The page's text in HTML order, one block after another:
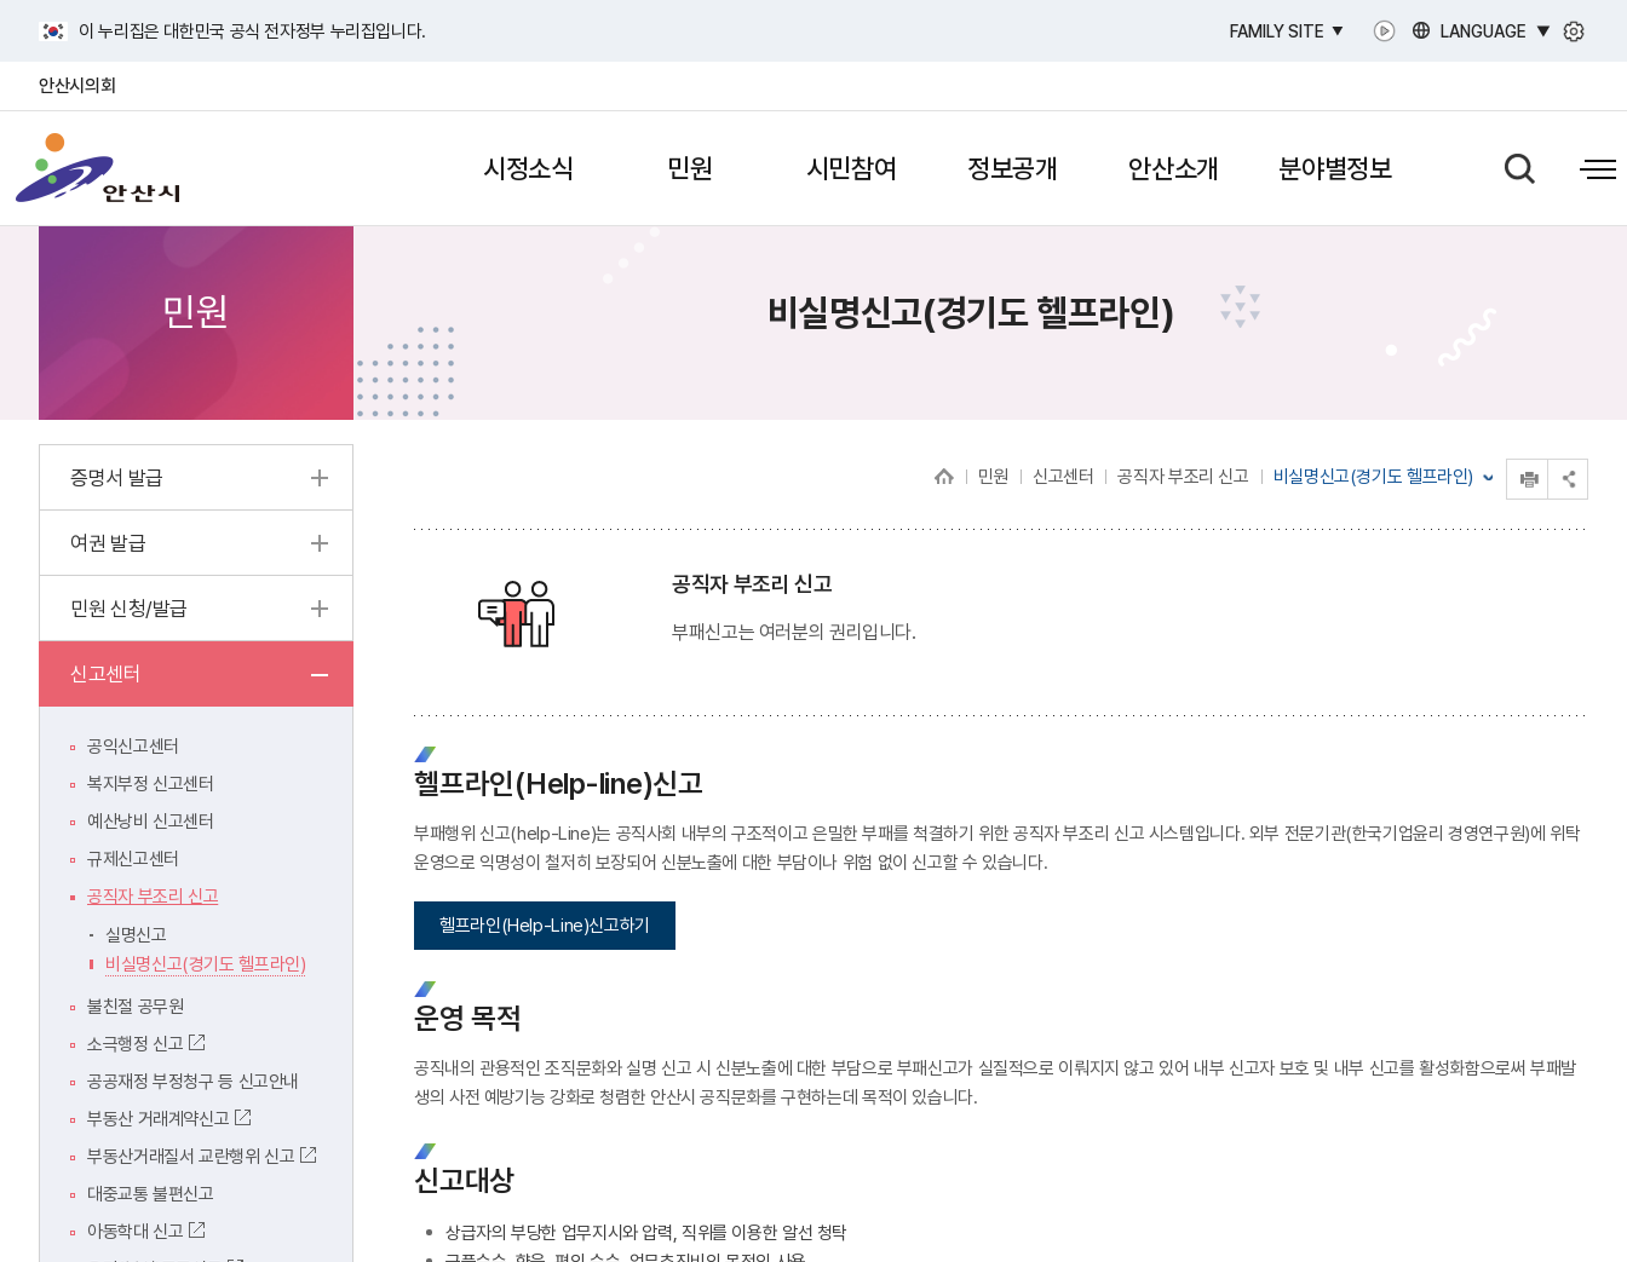
이 누리집은 대한민국 공식 전자정부 누리집입니다. FAMILY SITE LANGUAGE
안산시의회
시
시정소식 민원 시민참여 정보공개 안산소개 분야별정보
민원 비실명신고(경기도 헬프라인)
민원 신고센터 공직자 부조리 신고 비실명신고(경기도 헬프라인)
증명서 발급
여권 발급
민원 신청/발급
신고센터
공익신고센터
복지부정 신고센터
예산낭비 신고센터
규제신고센터
공직자 부조리 신고
실명신고
비실명신고(경기도 헬프라인)
불친절 공무원
소극행정 신고
공공재정 부정청구 등 신고안내
부동산 거래계약신고
부동산거래질서 교란행위 신고
대중교통 불편신고
아동학대 신고
공직자 부조리 신고
부패신고는 여러분의 권리입니다.
헬프라인(Help-line)신고
부패행위 신고(help-Line)는 공직사회 내부의 구조적이고 은밀한 부패를 척결하기 위한 공직자 부조리 신고 시스템입니다. 외부 전문기관(한국기업윤리 경영연구원)에 위탁
운영으로 익명성이 철저히 보장되어 신분노출에 대한 부담이나 위험 없이 신고할 수 있습니다.
헬프라인(Help-Line)신고하기
운영 목적
공직내의 관용적인 조직문화와 실명 신고 시 신분노출에 대한 부담으로 부패신고가 실질적으로 이뤄지지 않고 있어 내부 신고자 보호 및 내부 신고를 활성화함으로써 부패발
생의 사전 예방기능 강화로 청렴한 안산시 공직문화를 구현하는데 목적이 있습니다.
신고대상
상급자의 부당한 업무지시와 압력, 직위를 이용한 알선 청탁